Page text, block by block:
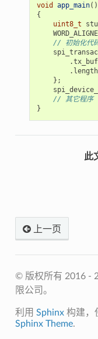
void app_main()
{
uint8_t
// 初始化代
.
. length
};
// 其它程序
}
此
上一页
© 版权所有 2016 -
限公司。
利用 Sphinx构建，
Sphinx Theme.